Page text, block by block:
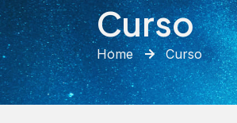
Curso
Home Curso